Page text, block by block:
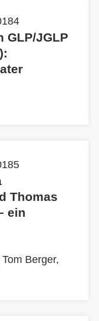
GLP/JGLP
Thomas
ein
Tom Berger,